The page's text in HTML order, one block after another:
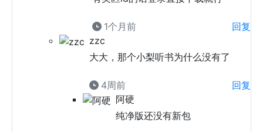
1个月前
回复
zzc
大大，那个小梨听书为什么没有了
4周前
回复
阿硬
纯净版还没有新包